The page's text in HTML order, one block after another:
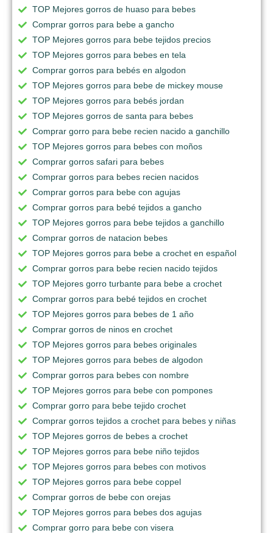
TOP Mejores gorros de huaso para bebes
Comprar gorros para bebe a gancho
TOP Mejores gorros para bebe tejidos precios
TOP Mejores gorros para bebes en tela
Comprar gorros para bebés en algodon
TOP Mejores gorros para bebe de mickey mouse
TOP Mejores gorros para bebés jordan
TOP Mejores gorros de santa para bebes
Comprar gorro para bebe recien nacido a ganchillo
TOP Mejores gorros para bebes con moños
Comprar gorros safari para bebes
Comprar gorros para bebes recien nacidos
Comprar gorros para bebe con agujas
Comprar gorros para bebé tejidos a gancho
TOP Mejores gorros para bebe tejidos a ganchillo
Comprar gorros de natacion bebes
TOP Mejores gorros para bebe a crochet en español
Comprar gorros para bebe recien nacido tejidos
TOP Mejores gorro turbante para bebe a crochet
Comprar gorros para bebé tejidos en crochet
TOP Mejores gorros para bebes de 1 año
Comprar gorros de ninos en crochet
TOP Mejores gorros para bebes originales
TOP Mejores gorros para bebes de algodon
Comprar gorros para bebes con nombre
TOP Mejores gorros para bebe con pompones
Comprar gorro para bebe tejido crochet
Comprar gorros tejidos a crochet para bebes y niñas
TOP Mejores gorros de bebes a crochet
TOP Mejores gorros para bebe niño tejidos
TOP Mejores gorros para bebes con motivos
TOP Mejores gorros para bebe coppel
Comprar gorros de bebe con orejas
TOP Mejores gorros para bebes dos agujas
Comprar gorro para bebe con visera